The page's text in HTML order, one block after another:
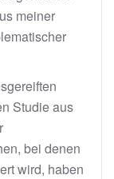
meiner
Studie aus
bei denen
wird, haben